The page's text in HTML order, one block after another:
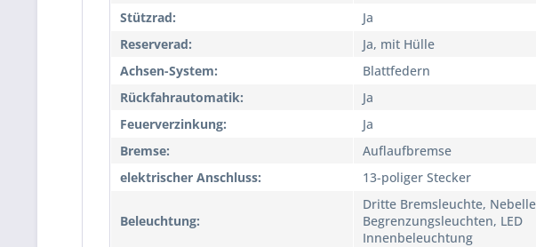
Stützrad:
Ja
Reserverad:
Ja, mit Hülle
Achsen-System:
Blattfedern
Rückfahrautomatik:
Ja
Feuerverzinkung:
Ja
Bremse:
Auflaufbremse
elektrischer Anschluss:
13-poliger Stecker
Beleuchtung:
Dritte Bremsleuchte,
Begrenzungsleuchten, LED
Innenbeleuchtung